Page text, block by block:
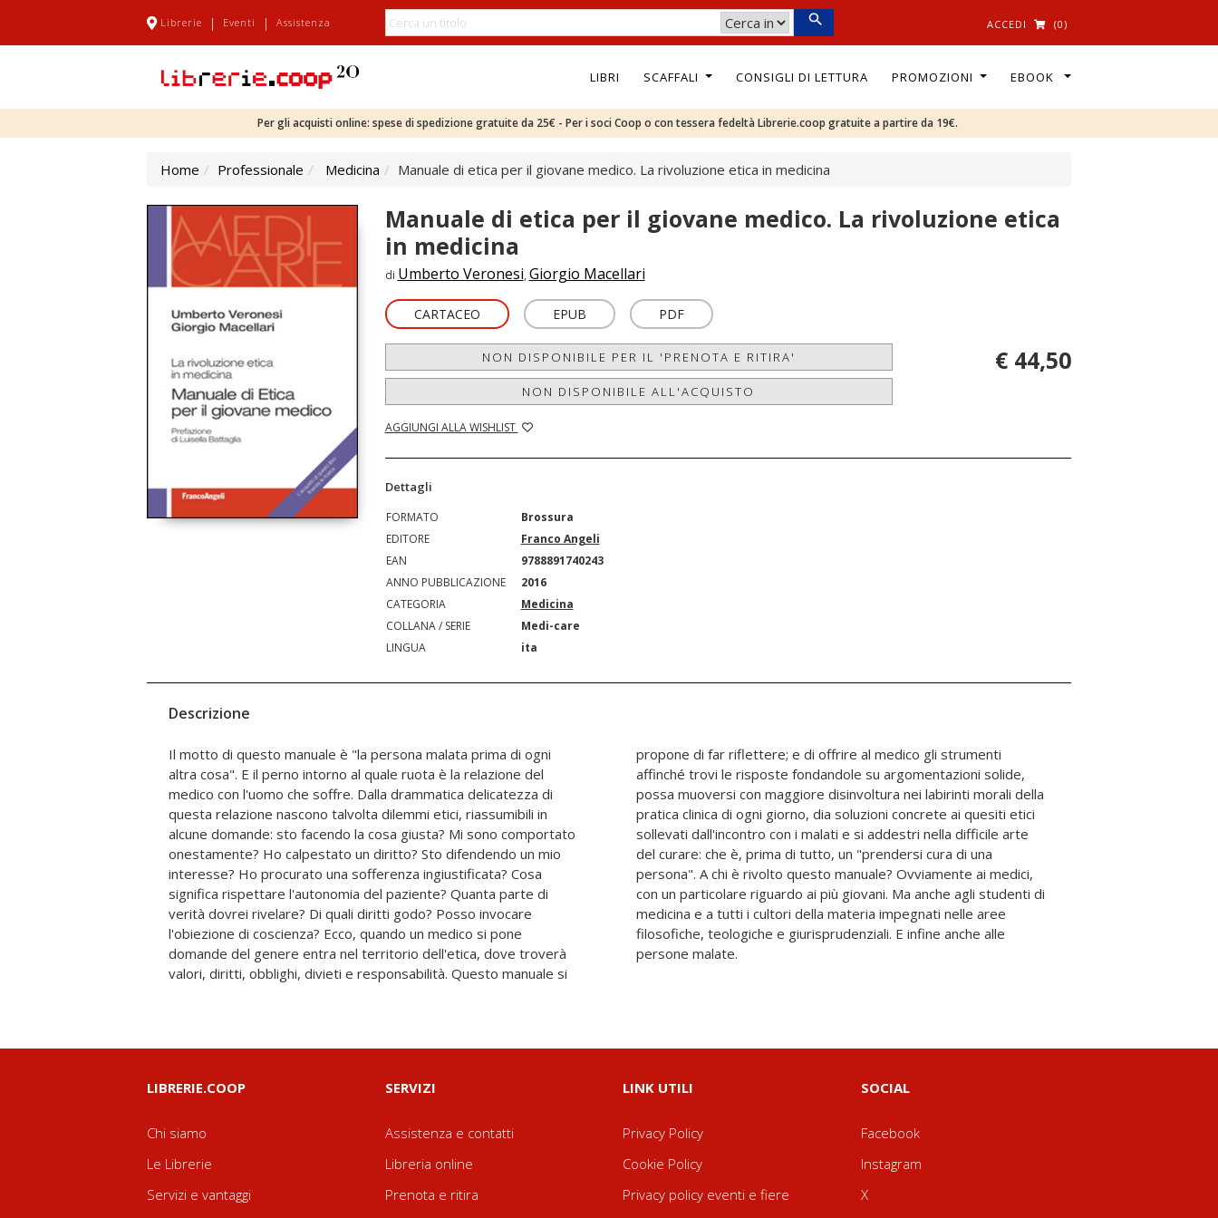
Librerie | Eventi | Assistenza ACCEDI (0)
LIBRI SCAFFALI CONSIGLI DI LETTURA PROMOZIONI EBOOK
Per gli acquisti online: spese di spedizione gratuite da 25€ - Per i soci Coop o con tessera fedeltà Librerie.coop gratuite a partire da 19€.
Home Professionale Medicina Manuale di etica per il giovane medico. La rivoluzione etica in medicina
Manuale di etica per il giovane medico. La rivoluzione etica
in medicina
di Umberto Veronesi, Giorgio Macellari
CARTACEO EPUB PDF
NON DISPONIBILE PER IL 'PRENOTA E RITIRA'
NON DISPONIBILE ALL'ACQUISTO
AGGIUNGI ALLA WISHLIST
€ 44,50
Dettagli
FORMATO
Brossura
EDITORE
Franco Angeli
EAN
9788891740243
ANNO PUBBLICAZIONE
2016
CATEGORIA
Medicina
COLLANA / SERIE
Medi-care
LINGUA
ita
Descrizione
Il motto di questo manuale è "la persona malata prima di ogni
altra cosa". E il perno intorno al quale ruota è la relazione del
medico con l'uomo che soffre. Dalla drammatica delicatezza di
questa relazione nascono talvolta dilemmi etici, riassumibili in
alcune domande: sto facendo la cosa giusta? Mi sono comportato
onestamente? Ho calpestato un diritto? Sto difendendo un mio
interesse? Ho procurato una sofferenza ingiustificata? Cosa
significa rispettare l'autonomia del paziente? Quanta parte di
verità dovrei rivelare? Di quali diritti godo? Posso invocare
l'obiezione di coscienza? Ecco, quando un medico si pone
domande del genere entra nel territorio dell'etica, dove troverà
valori, diritti, obblighi, divieti e responsabilità. Questo manuale si
propone di far riflettere; e di offrire al medico gli strumenti
affinché trovi le risposte fondandole su argomentazioni solide,
possa muoversi con maggiore disinvoltura nei labirinti morali della
pratica clinica di ogni giorno, dia soluzioni concrete ai quesiti etici
sollevati dall'incontro con i malati e si addestri nella difficile arte
del curare: che è, prima di tutto, un "prendersi cura di una
persona". A chi è rivolto questo manuale? Ovviamente ai medici,
con un particolare riguardo ai più giovani. Ma anche agli studenti di
medicina e a tutti i cultori della materia impegnati nelle aree
filosofiche, teologiche e giurisprudenziali. E infine anche alle
persone malate.
LIBRERIE.COOP
Chi siamo
Le Librerie
Servizi e vantaggi
SERVIZI
Assistenza e contatti
Libreria online
Prenota e ritira
LINK UTILI
Privacy Policy
Cookie Policy
Privacy policy eventi e fiere
SOCIAL
Facebook
Instagram
X